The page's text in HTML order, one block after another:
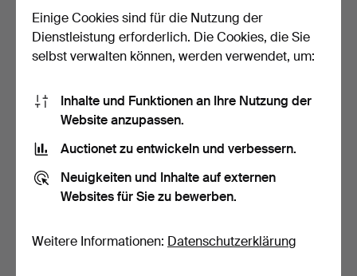
TISCH, dunkel gebeizt,
erste Hälfte des 20…
Beendet 9. Aug 2026
COUCHTISCH mit
Zeitungsablage, Teak,
1960e…
Beendet 9. Aug 2026
Einige Cookies sind für die Nutzung der
Dienstleistung erforderlich. Die Cookies, die Sie
selbst verwalten können, werden verwendet, um:
Inhalte und Funktionen an Ihre Nutzung der
Website anzupassen.
Auctionet zu entwickeln und verbessern.
Neuigkeiten und Inhalte auf externen
Websites für Sie zu bewerben.
Weitere Informationen: Datenschutzerklärung